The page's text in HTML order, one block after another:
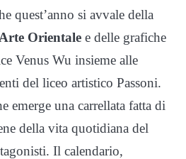
quest’anno si avvale della
Orientale e delle grafiche
Venus Wu insieme alle
del liceo artistico Passoni.
emerge una carrellata fatta di
della vita quotidiana del
Il calendario,